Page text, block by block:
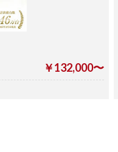
￥132,000〜